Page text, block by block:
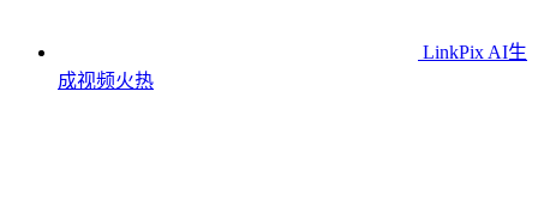
LinkPix AI生
成视频火热